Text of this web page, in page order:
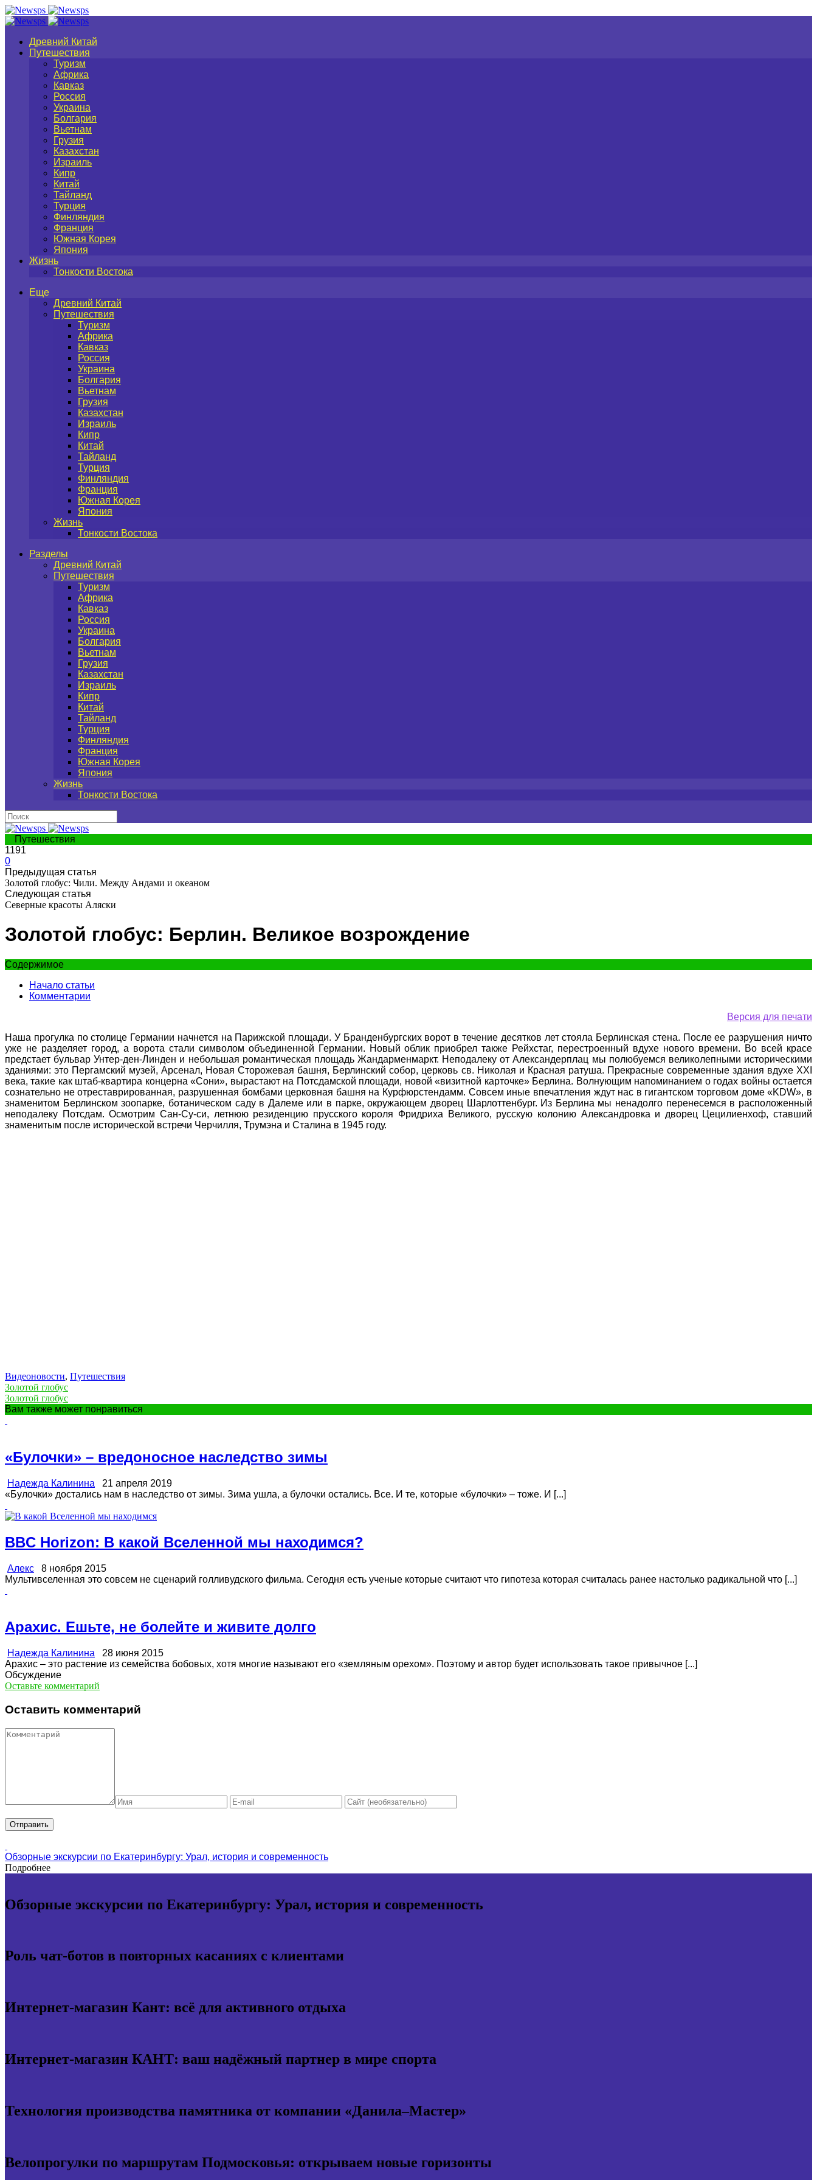
Древний Китай
Путешествия
Туризм
Африка
Кавказ
Россия
Украина
Болгария
Вьетнам
Грузия
Казахстан
Израиль
Кипр
Китай
Тайланд
Турция
Финляндия
Франция
Южная Корея
Япония
Жизнь
Тонкости Востока
Еще
Древний Китай
Путешествия
Туризм
Африка
Кавказ
Россия
Украина
Болгария
Вьетнам
Грузия
Казахстан
Израиль
Кипр
Китай
Тайланд
Турция
Финляндия
Франция
Южная Корея
Япония
Жизнь
Тонкости Востока
Разделы
Древний Китай
Путешествия
Туризм
Африка
Кавказ
Россия
Украина
Болгария
Вьетнам
Грузия
Казахстан
Израиль
Кипр
Китай
Тайланд
Турция
Финляндия
Франция
Южная Корея
Япония
Жизнь
Тонкости Востока
Путешествия
1191
0
Предыдущая статья
Золотой глобус: Чили. Между Андами и океаном
Следующая статья
Северные красоты Аляски
Золотой глобус: Берлин. Великое возрождение
Содержимое
Начало статьи
Комментарии
Версия для печати
Наша прогулка по столице Германии начнется на Парижской площади. У Бранденбургских ворот в течение десятков лет стояла Берлинская стена. После ее разрушения ничто
уже не разделяет город, а ворота стали символом объединенной Германии. Новый облик приобрел также Рейхстаг, перестроенный вдухе нового времени. Во всей красе
предстает бульвар Унтер-ден-Линден и небольшая романтическая площадь Жандарменмаркт. Неподалеку от Александерплац мы полюбуемся великолепными историческими
зданиями: это Пергамский музей, Арсенал, Новая Сторожевая башня, Берлинский собор, церковь св. Николая и Красная ратуша. Прекрасные современные здания вдухе XXI
века, такие как штаб-квартира концерна «Сони», вырастают на Потсдамской площади, новой «визитной карточке» Берлина. Волнующим напоминанием о годах войны остается
сознательно не отреставрированная, разрушенная бомбами церковная башня на Курфюрстендамм. Совсем иные впечатления ждут нас в гигантском торговом доме «KDW», в
знаменитом Берлинском зоопарке, ботаническом саду в Далеме или в парке, окружающем дворец Шарлоттенбург. Из Берлина мы ненадолго перенесемся в расположенный
неподалеку Потсдам. Осмотрим Сан-Су-си, летнюю резиденцию прусского короля Фридриха Великого, русскую колонию Александровка и дворец Цецилиенхоф, ставший
знаменитым после исторической встречи Черчилля, Трумэна и Сталина в 1945 году.
Видеоновости, Путешествия
Золотой глобус
Золотой глобус
Вам также может понравиться
«Булочки» – вредоносное наследство зимы
Надежда Калинина 21 апреля 2019
«Булочки» достались нам в наследство от зимы. Зима ушла, а булочки остались. Все. И те, которые «булочки» – тоже. И [...]
BBC Horizon: В какой Вселенной мы находимся?
Алекс 8 ноября 2015
Мультивселенная это совсем не сценарий голливудского фильма. Сегодня есть ученые которые считают что гипотеза которая считалась ранее настолько радикальной что [...]
Арахис. Ешьте, не болейте и живите долго
Надежда Калинина 28 июня 2015
Арахис – это растение из семейства бобовых, хотя многие называют его «земляным орехом». Поэтому и автор будет использовать такое привычное [...]
Обсуждение
Оставьте комментарий
Оставить комментарий
Обзорные экскурсии по Екатеринбургу: Урал, история и современность
Подробнее
Обзорные экскурсии по Екатеринбургу: Урал, история и современность
Роль чат-ботов в повторных касаниях с клиентами
Интернет-магазин Кант: всё для активного отдыха
Интернет-магазин КАНТ: ваш надёжный партнер в мире спорта
Технология производства памятника от компании «Данила–Мастер»
Велопрогулки по маршрутам Подмосковья: открываем новые горизонты